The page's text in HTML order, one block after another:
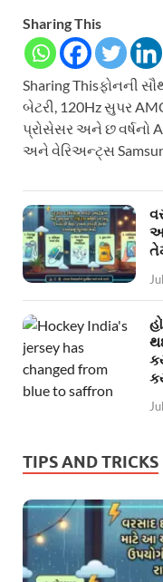
Sharing This
Sharing Thisફોનની
બેટરી, 120Hz સુપર
પ્રોસેસર અને છ વર્ષનો
અને વેરિઅન્ટ્સ
આ
TIPS AND TRICKS